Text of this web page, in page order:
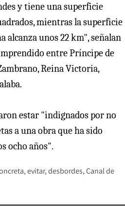
y tiene una superficie
mientras la superficie
alcanza unos 22 km", señalan
entre Príncipe de
Reina Victoria,
estar "indignados por no
a una obra que ha sido
ocho años".
evitar desbordes Canal de